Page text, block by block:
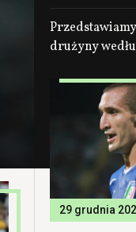
drużyny
29 grudnia